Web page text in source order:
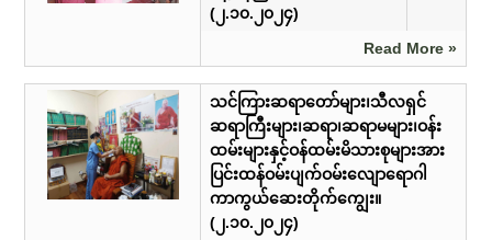
(၂.၁၀.၂၀၂၄)
Read More »
သင်ကြားဆရာတော်များ၊သီလရှင်
ဆရာကြီးများ၊ဆရာ၊ဆရာမများ၊ဝန်း
ထမ်းများနှင့်ဝန်ထမ်းမိသားစုများအား
ပြင်းထန်ဝမ်းပျက်ဝမ်းလျောရောဂါ
ကာကွယ်ဆေးတိုက်ကျွေး။
(၂.၁၀.၂၀၂၄)